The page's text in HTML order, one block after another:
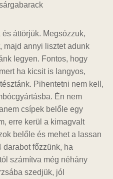
áttörjük. Megsózzuk,
majd annyi lisztet adunk
legyen. Fontos, hogy
ha kicsit is langyos,
Pihentetni nem kell,
Én nem
csípek belőle egy
erre kerül a kimagvalt
belőle és mehet a lassan
darabot főzzünk, ha
számítva még néhány
szedjük, jól